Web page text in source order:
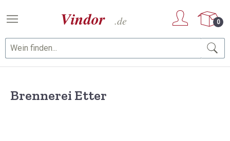
Zum Hauptinhalt springen
0
Brennerei Etter